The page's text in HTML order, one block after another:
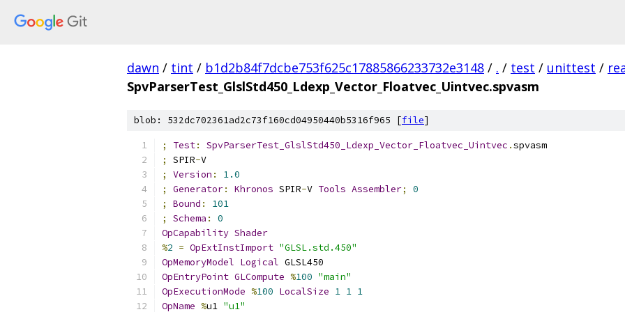
dawn / tint / b1d2b84f7dcbe753f625c17885866233732e3148 / . / test / unittest /
SpvParserTest_GlslStd450_Ldexp_Vector_Floatvec_Uintvec.spvasm
blob: 532dc702361ad2c73f160cd04950440b5316f965 [file]
; Test: SpvParserTest_GlslStd450_Ldexp_Vector_Floatvec_Uintvec .spvasm
;
SPIR-V
;
Version :
1.0
;
Generator: Khronos SPIR-V Tools Assembler;
0
;
Bound :
101
;
Schema :
0
OpCapability Shader
%2 = OpExtInstImport "GLSL.std.450"
OpMemoryModel Logical GLSL450
OpEntryPoint GLCompute %100 "main"
OpExecutionMode %100 LocalSize 1 1 1
OpName %u1 "u1"